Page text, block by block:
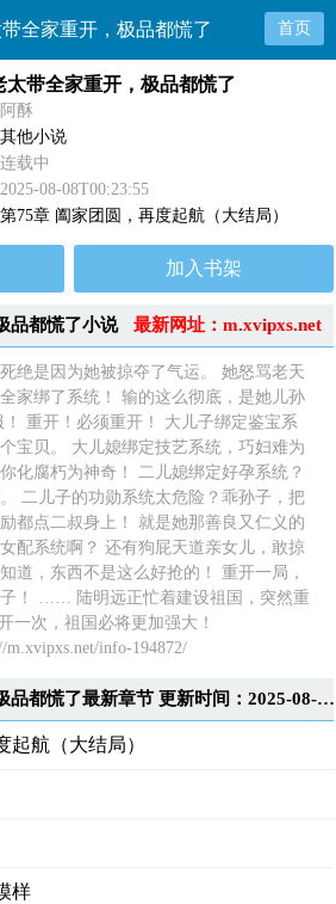
全家重开，极品都慌了 首页
太带全家重开，极品都慌了
酥
其他小说
载中
08-08T00:23:55
第75章 阖家团圆，再度起航（大结局）
加入书架
最新网址：m.xvipxs.net
品都慌了小说
绝是因为她被掠夺了气运。 她怒骂老天
家绑了系统！ 输的这么彻底，是她儿孙
重开！必须重开！ 大儿子绑定鉴宝系
宝贝。 大儿媳绑定技艺系统，巧妇难为
化腐朽为神奇！ 二儿媳绑定好孕系统？
二儿子的功勋系统太危险？乖孙子，把
都点二叔身上！ 就是她那善良又仁义的
配系统啊？ 还有狗屁天道亲女儿，敢掠
道，东西不是这么好抢的！ 重开一局，
！ …… 陆明远正忙着建设祖国，突然重
一次，祖国必将更加强大！
info-194872/
资本老太带全家重开，极品都慌了最新章节 更新时间：2025-08-08T00:23:55
起航（大结局）
样